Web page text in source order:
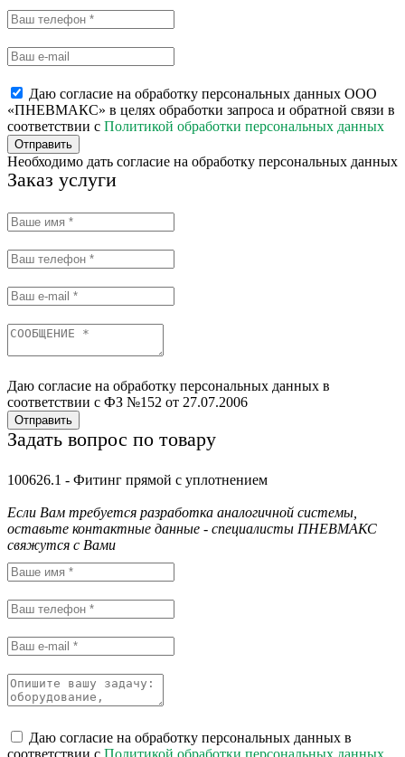
Даю согласие на обработку персональных данных ООО
«ПНЕВМАКС» в целях обработки запроса и обратной связи в
соответствии с Политикой обработки персональных данных
Отправить
Необходимо дать согласие на обработку персональных данных
Заказ услуги
Даю согласие на обработку персональных данных в
соответствии с ФЗ №152 от 27.07.2006
Отправить
Задать вопрос по товару
100626.1 - Фитинг прямой с уплотнением
Если Вам требуется разработка аналогичной системы,
оставьте контактные данные - специалисты ПНЕВМАКС
свяжутся с Вами
Даю согласие на обработку персональных данных в
соответствии с Политикой обработки персональных данных